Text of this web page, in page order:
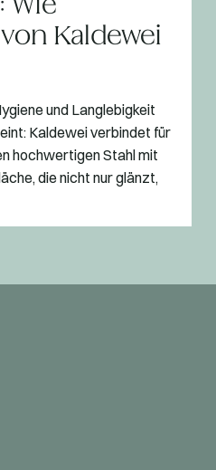
Wie
Kaldewei
und Langlebigkeit
Kaldewei verbindet für
hochwertigen Stahl mit
die nicht nur glänzt,